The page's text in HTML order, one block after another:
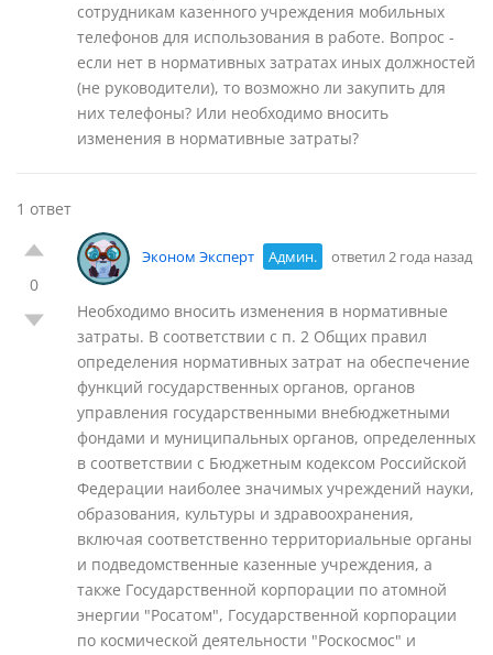
сотрудникам казенного учреждения мобильных
телефонов для использования в работе. Вопрос -
если нет в нормативных затратах иных должностей
(не руководители), то возможно ли закупить для
них телефоны? Или необходимо вносить
изменения в нормативные затраты?
1 ответ
0
Эконом Эксперт Админ. ответил 2 года назад
Необходимо вносить изменения в нормативные
затраты. В соответствии с п. 2 Общих правил
определения нормативных затрат на обеспечение
функций государственных органов, органов
управления государственными внебюджетными
фондами и муниципальных органов, определенных
в соответствии с Бюджетным кодексом Российской
Федерации наиболее значимых учреждений науки,
образования, культуры и здравоохранения,
включая соответственно территориальные органы
и подведомственные казенные учреждения, а
также Государственной корпорации по атомной
энергии "Росатом", Государственной корпорации
по космической деятельности "Роскосмос" и